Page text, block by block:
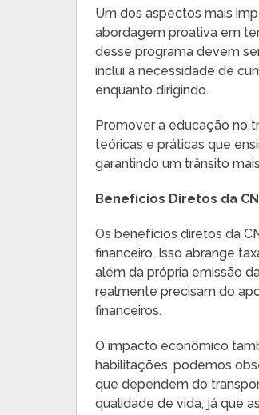
Um dos aspectos mais
abordagem proativa em
desse programa devem
inclui a necessidade de
enquanto dirigindo.
Promover a educação no
teóricas e práticas que
garantindo um trânsito
Benefícios Diretos da
Os benefícios diretos da
financeiro. Isso abrange
além da própria emissão
realmente precisam do
financeiros.
O impacto econômico
habilitações, podemos
que dependem do
qualidade de vida, já que